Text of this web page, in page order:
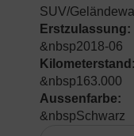
SUV/
Erstzulassung:
&nbsp2018-06
Kilometerstand:
&nbsp163.000
Aussenfarbe:
&nbspSchwarz